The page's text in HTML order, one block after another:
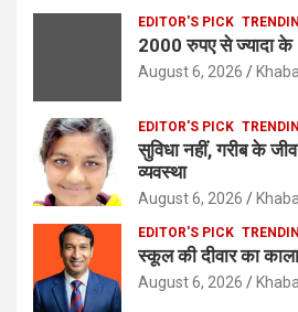
EDITOR'S PICK
2000 रुपए से ज्यादा के
August 6, 2026
EDITOR'S PICK
सुविधा नहीं, गरीब के
व्यवस्था
August 6, 2026
EDITOR'S PICK
स्कूल की दीवार का
August 6, 2026